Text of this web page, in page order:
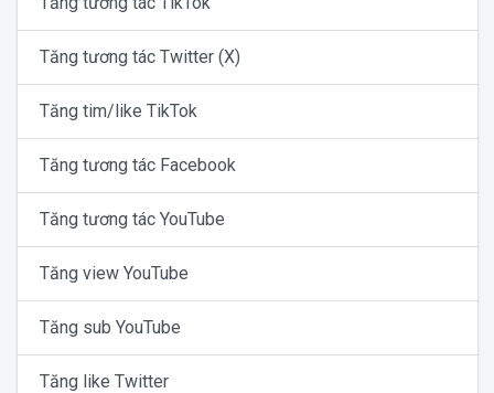
Tăng tương tác Twitter (X)
Tăng tim/like TikTok
Tăng tương tác Facebook
Tăng tương tác YouTube
Tăng view YouTube
Tăng sub YouTube
Tăng like Twitter